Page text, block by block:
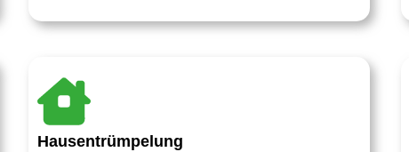
Hausentrümpelung